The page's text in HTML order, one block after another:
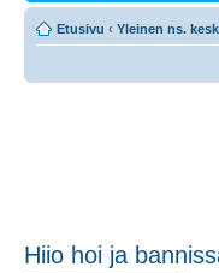
Etusivu ‹ Yleinen ns.
Hiio hoi ja